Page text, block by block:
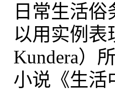
日常生活
以用实例表
Kundera）
小说《生活